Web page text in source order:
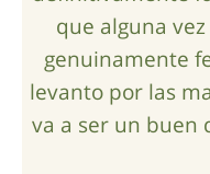
que alguna
genuinamente
levanto por las
va a ser un buen